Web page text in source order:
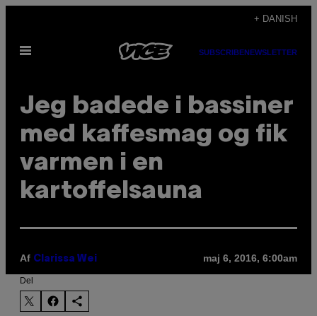
indhold
+ DANISH
Åbn
SUBSCRIBENEWSLETTER
Jeg badede i bassiner
med kaffesmag og fik
varmen i en
kartoffelsauna
Af Clarissa Wei maj 6, 2016, 6:00am
Del